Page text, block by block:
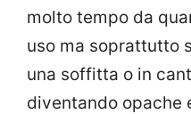
molto tempo da
uso ma soprattutto
una soffitta o in
diventando opache